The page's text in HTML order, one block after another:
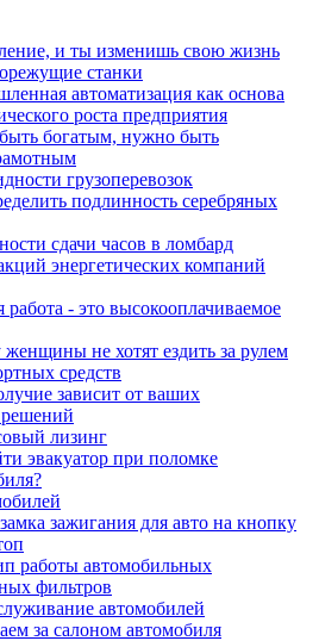
и ты изменишь свою жизнь
станки
автоматизация как основа
роста предприятия
богатым, нужно быть
грузоперевозок
подлинность серебряных
сдачи часов в ломбард
энергетических компаний
- это высокооплачиваемое
не хотят ездить за рулем
средств
зависит от ваших
лизинг
эвакуатор при поломке
зажигания для авто на кнопку
работы автомобильных
фильтров
автомобилей
за салоном автомобиля